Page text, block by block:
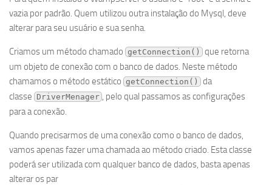
vazia por padrão. Quem utilizou outra instalação do Mysql, deve
alterar para seu usuário e sua senha.
Criamos um método chamado getConnection()
que retorna
um objeto de conexão com o banco de dados. Neste método
chamamos o método estático getConnection()
da
classe DriverMenager , pelo qual passamos as configurações
para a conexão.
Quando precisarmos de uma conexão como o banco de dados,
vamos apenas fazer uma chamada ao método criado. Esta classe
poderá ser utilizada com qualquer banco de dados, basta apenas
alterar os par